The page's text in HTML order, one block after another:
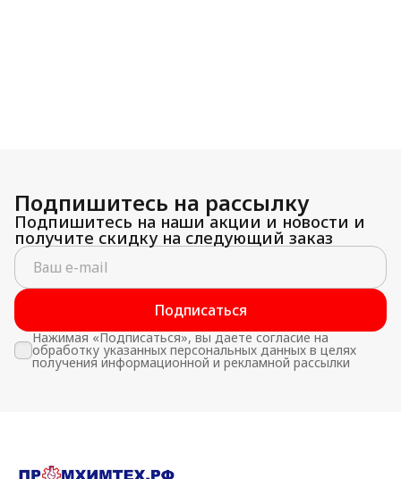
Подпишитесь на рассылку
Подпишитесь на наши акции и новости и
получите скидку на следующий заказ
Подписаться
Нажимая «Подписаться», вы даете согласие на
обработку указанных персональных данных в целях
получения информационной и рекламной рассылки